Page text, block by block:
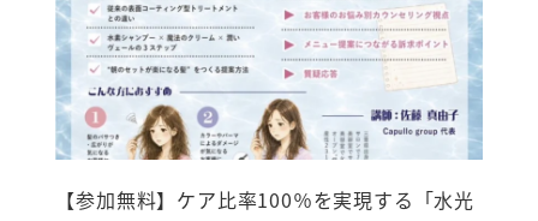
【参加無料】ケア比率100％を実現する「水光